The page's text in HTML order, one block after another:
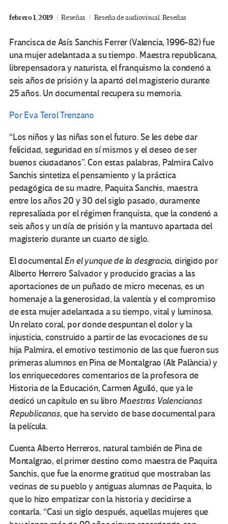
febrero 1, 2019 Reseñas Reseña de audiovisual,Reseñas
Francisca de Asís Sanchis Ferrer (Valencia, 1996-82) fue
una mujer adelantada a su tiempo. Maestra republicana,
librepensadora y naturista, el franquismo la condenó a
seis años de prisión y la apartó del magisterio durante
25 años. Un documental recupera su memoria.
Por Eva Terol Trenzano
“Los niños y las niñas son el futuro. Se les debe dar
felicidad, seguridad en sí mismos y el deseo de ser
buenos ciudadanos”. Con estas palabras, Palmira Calvo
Sanchis sintetiza el pensamiento y la práctica
pedagógica de su madre, Paquita Sanchis, maestra
entre los años 20 y 30 del siglo pasado, duramente
represaliada por el régimen franquista, que la condenó a
seis años y un día de prisión y la mantuvo apartada del
magisterio durante un cuarto de siglo.
El documentalEn el yunque de la desgracia, dirigido por
Alberto Herrero Salvador y producido gracias a las
aportaciones de un puñado de micro mecenas, es un
homenaje a la generosidad, la valentía y el compromiso
de esta mujer adelantada a su tiempo, vital y luminosa.
Un relato coral, por donde despuntan el dolor y la
injusticia, construido a partir de las evocaciones de su
hija Palmira, el emotivo testimonio de las que fueron sus
primeras alumnos en Pina de Montalgrao (Alt Palància) y
los enriquecedores comentarios de la profesora de
Historia de la Educación, Carmen Agulló, que ya le
dedicó un capítulo en su libro Maestras Valencianas
Republicanas, que ha servido de base documental para
la película.
Cuenta Alberto Herreros, natural también de Pina de
Montalgrao, el primer destino como maestra de Paquita
Sanchis, que fue la enorme gratitud que mostraban las
vecinas de su pueblo y antiguas alumnas de Paquita, lo
que lo hizo empatizar con la historia y decidirse a
contarla. “Casi un siglo después, aquellas mujeres que